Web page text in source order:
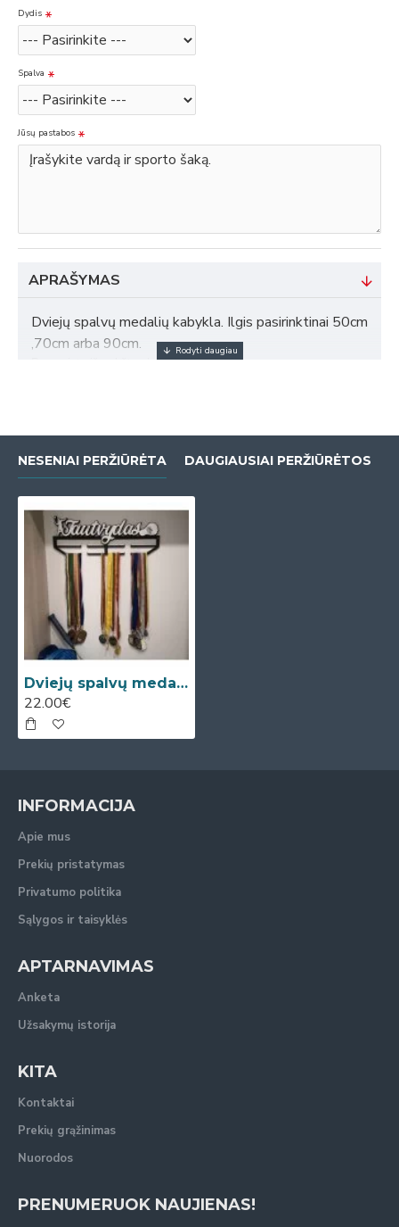
Dydis
Spalva
Jūsų pastabos
APRAŠYMAS
Dviejų spalvų medalių kabykla. Ilgis pasirinktinai 50cm
,70cm arba 90cm.
Pagaminta iš aukštos kokybės beržo faneros.
NESENIAI PERŽIŪRĖTA DAUGIAUSIAI PERŽIŪRĖTOS
Dviejų spalvų medalių kabykla
22.00€
INFORMACIJA
Apie mus
Prekių pristatymas
Privatumo politika
Sąlygos ir taisyklės
APTARNAVIMAS
Anketa
Užsakymų istorija
KITA
Kontaktai
Prekių grąžinimas
Nuorodos
PRENUMERUOK NAUJIENAS!